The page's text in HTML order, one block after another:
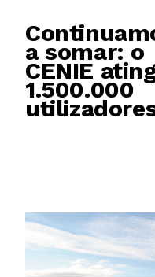
a somar: o
CENIE
1.500.000